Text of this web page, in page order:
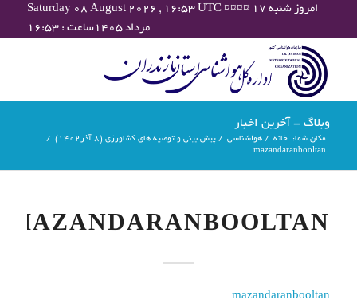
Saturday 08 August 2026 , 16:53 UTC ¤¤¤¤ امروز شنبه ۱۷
مرداد ۱۴۰۵ساعت : ۱۶:۵۳
وبلاگ - آخرین اخبار
مکان شما: خانه / هواشناسی / پیش بینی و توصیه های کشاورزی (8 آذر۱۴۰۲)
/
mazandaranbooltan
MAZANDARANBOOLTAN
mazandaranbooltan